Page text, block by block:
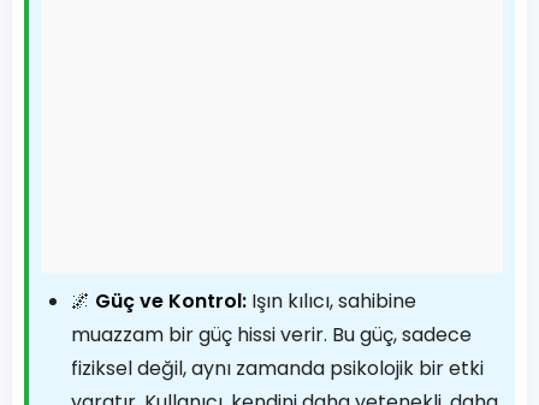
🌌 Güç ve Kontrol: Işın kılıcı, sahibine
muazzam bir güç hissi verir. Bu güç, sadece
fiziksel değil, aynı zamanda psikolojik bir etki